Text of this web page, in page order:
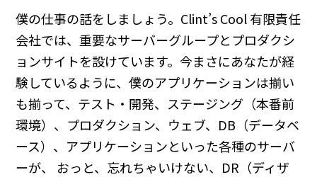
僕の仕事の話をしましょう。Clint’s Cool 有限責任
会社では、重要なサーバーグループとプロダクシ
ョンサイトを設けています。今まさにあなたが経
験しているように、僕のアプリケーションは揃い
も揃って、テスト・開発、ステージング（本番前
環境）、プロダクション、ウェブ、DB（データベ
ース）、アプリケーションといった各種のサーバ
ーが、 おっと、忘れちゃいけない、DR（ディザ